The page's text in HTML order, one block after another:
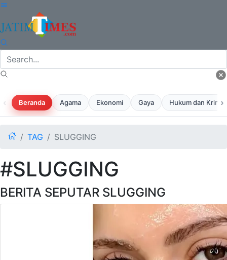
‹ Beranda Agama Ekonomi Gaya Hukum dan ›
TAG SLUGGING
#SLUGGING
BERITA SEPUTAR SLUGGING